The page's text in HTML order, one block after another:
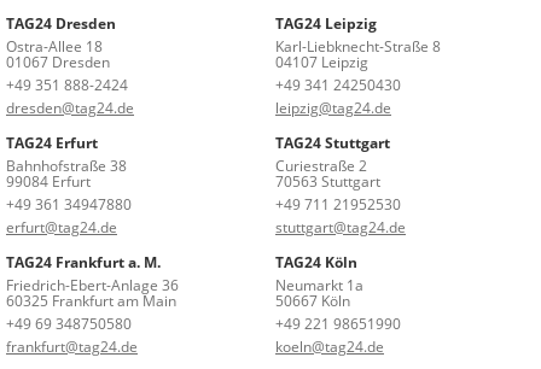
TAG24 Dresden
Ostra-Allee 18
01067 Dresden
+49 351 888-2424
dresden@tag24.de
TAG24 Leipzig
Karl-Liebknecht-Straße 8
04107 Leipzig
+49 341 24250430
leipzig@tag24.de
TAG24 Erfurt
Bahnhofstraße 38
99084 Erfurt
+49 361 34947880
erfurt@tag24.de
TAG24 Stuttgart
Curiestraße 2
70563 Stuttgart
+49 711 21952530
stuttgart@tag24.de
TAG24 Frankfurt a. M.
Friedrich-Ebert-Anlage 36
60325 Frankfurt am Main
+49 69 348750580
frankfurt@tag24.de
TAG24 Köln
Neumarkt 1a
50667 Köln
+49 221 98651990
koeln@tag24.de